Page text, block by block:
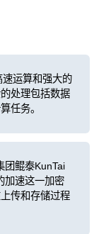
运算和强大的
处理包括数据
任务。
团鲲泰KunTai
加速这一加密
传和存储过程